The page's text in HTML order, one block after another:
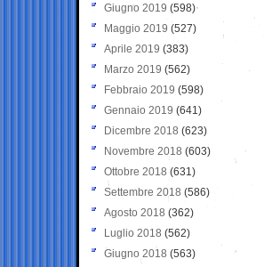
Giugno 2019 (598)
Maggio 2019 (527)
Aprile 2019 (383)
Marzo 2019 (562)
Febbraio 2019 (598)
Gennaio 2019 (641)
Dicembre 2018 (623)
Novembre 2018 (603)
Ottobre 2018 (631)
Settembre 2018 (586)
Agosto 2018 (362)
Luglio 2018 (562)
Giugno 2018 (563)